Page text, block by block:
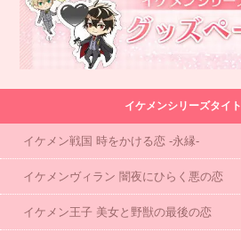
イケメンシリーズタイ
イケメン戦国 時をかける恋 -永縁-
イケメンヴィラン 闇夜にひらく悪の恋
イケメン王子 美女と野獣の最後の恋